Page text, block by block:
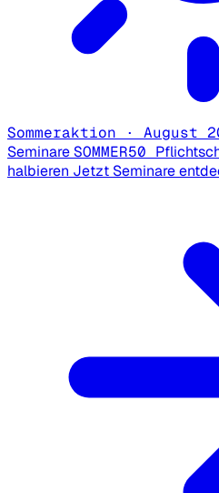
Sommeraktion · August
SeminareSOMMER50
halbieren Jetzt Seminare